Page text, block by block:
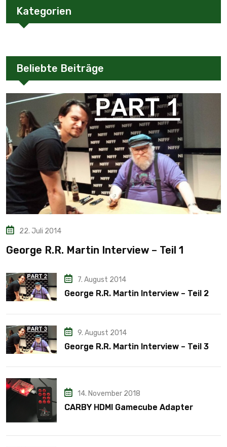
Kategorien
Beliebte Beiträge
22. Juli 2014
George R.R. Martin Interview – Teil 1
7. August 2014
George R.R. Martin Interview – Teil 2
9. August 2014
George R.R. Martin Interview – Teil 3
14. November 2018
CARBY HDMI Gamecube Adapter